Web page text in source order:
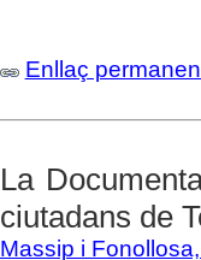
Enllaç
La
ciutadans de
Massip i